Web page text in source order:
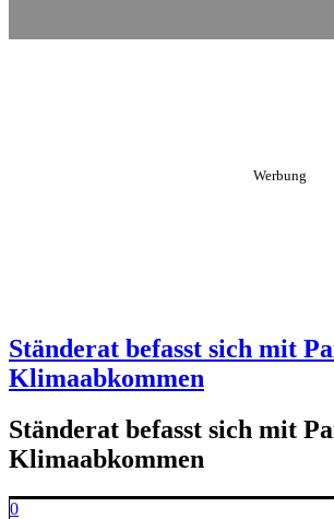
Ständerat befasst sich mit
Klimaabkommen
Ständerat befasst sich mit
Klimaabkommen
0